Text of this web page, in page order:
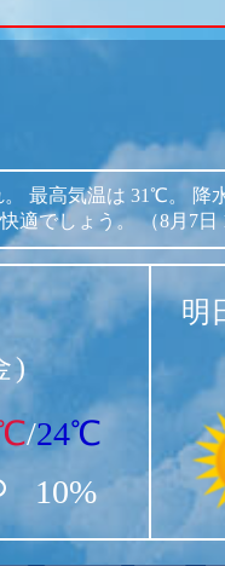
最高気温は 31℃。 降
適でしょう。（8月7日
)
/24℃
10%
明